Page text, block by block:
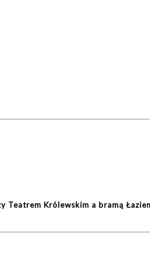
Teatrem Królewskim a bramą